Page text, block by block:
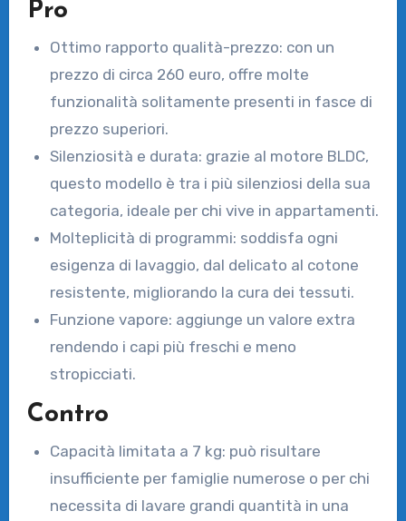
Pro
Ottimo rapporto qualità-prezzo: con un
prezzo di circa 260 euro, offre molte
funzionalità solitamente presenti in fasce di
prezzo superiori.
Silenziosità e durata: grazie al motore BLDC,
questo modello è tra i più silenziosi della sua
categoria, ideale per chi vive in appartamenti.
Molteplicità di programmi: soddisfa ogni
esigenza di lavaggio, dal delicato al cotone
resistente, migliorando la cura dei tessuti.
Funzione vapore: aggiunge un valore extra
rendendo i capi più freschi e meno
stropicciati.
Contro
Capacità limitata a 7 kg: può risultare
insufficiente per famiglie numerose o per chi
necessita di lavare grandi quantità in una